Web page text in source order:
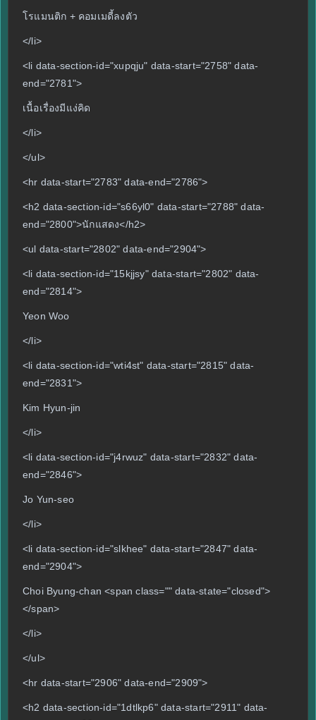
โรแมนติก + คอมเมดี้ลงตัว
</li>
<li data-section-id="xupqju" data-start="2758" data-
end="2781">
เนื้อเรื่องมีแง่คิด
</li>
</ul>
<hr data-start="2783" data-end="2786">
<h2 data-section-id="s66yl0" data-start="2788" data-
end="2800">นักแสดง</h2>
<ul data-start="2802" data-end="2904">
<li data-section-id="15kjjsy" data-start="2802" data-
end="2814">
Yeon Woo
</li>
<li data-section-id="wti4st" data-start="2815" data-
end="2831">
Kim Hyun-jin
</li>
<li data-section-id="j4rwuz" data-start="2832" data-
end="2846">
Jo Yun-seo
</li>
<li data-section-id="slkhee" data-start="2847" data-
end="2904">
Choi Byung-chan <span class="" data-state="closed">
</span>
</li>
</ul>
<hr data-start="2906" data-end="2909">
<h2 data-section-id="1dtlkp6" data-start="2911" data-